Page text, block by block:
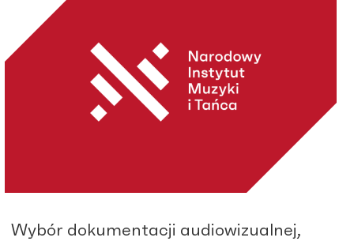
Wybór dokumentacji audiowizualnej,